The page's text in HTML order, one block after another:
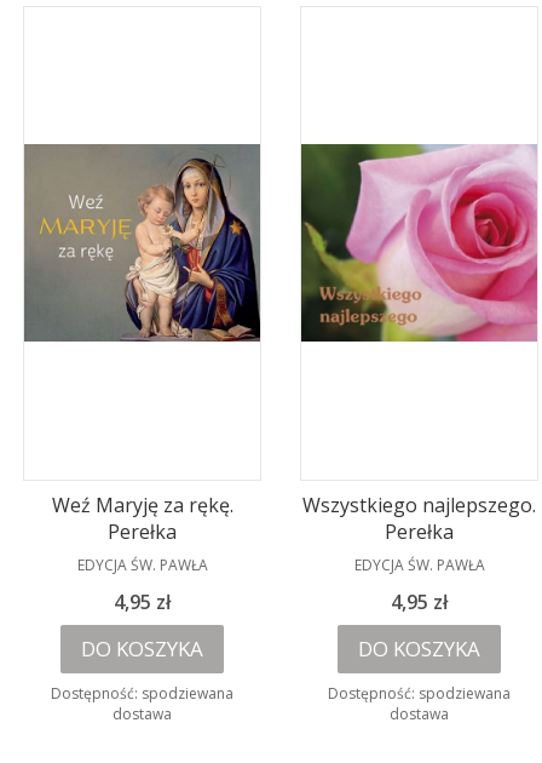
Weź Maryję za rękę.
Perełka
PRODUCENT
EDYCJA ŚW. PAWŁA
Cena
4,95 zł
DO KOSZYKA
Dostępność: spodziewana
dostawa
Wszystkiego najlepszego.
Perełka
PRODUCENT
EDYCJA ŚW. PAWŁA
Cena
4,95 zł
DO KOSZYKA
Dostępność: spodziewana
dostawa